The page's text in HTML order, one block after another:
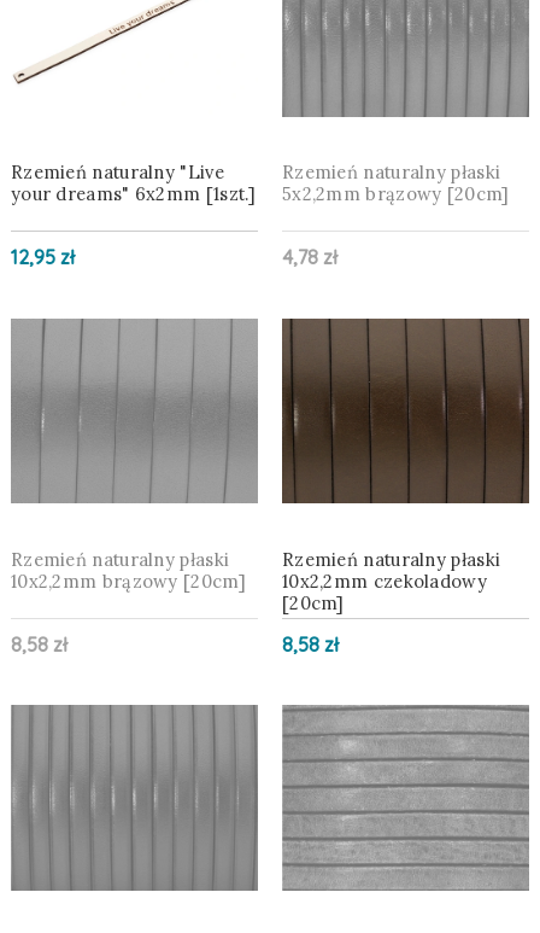
Rzemień naturalny "Live
your dreams" 6x2mm [1szt.]
12,95 zł
Rzemień naturalny płaski
5x2,2mm brązowy [20cm]
4,78 zł
Rzemień naturalny płaski
10x2,2mm brązowy [20cm]
8,58 zł
Rzemień naturalny płaski
10x2,2mm czekoladowy
[20cm]
8,58 zł